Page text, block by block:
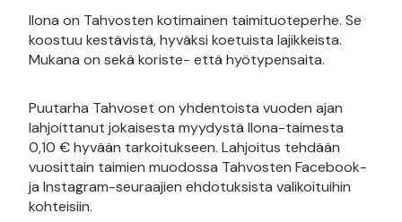
Ilona on Tahvosten kotimainen taimituoteperhe. Se
koostuu kestävistä, hyväksi koetuista lajikkeista.
Mukana on sekä koriste- että hyötypensaita.
Puutarha Tahvoset on yhdentoista vuoden ajan
lahjoittanut jokaisesta myydystä Ilona-taimesta
0,10 € hyvään tarkoitukseen. Lahjoitus tehdään
vuosittain taimien muodossa Tahvosten Facebook-
ja Instagram-seuraajien ehdotuksista valikoituihin
kohteisiin.